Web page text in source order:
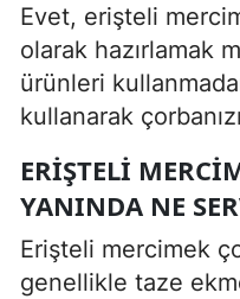
Evet, erişteli
olarak hazırlamak
ürünleri
kullanarak
ERIŞTELI
YANINDA NE
Erişteli mercimek
genellikle taze